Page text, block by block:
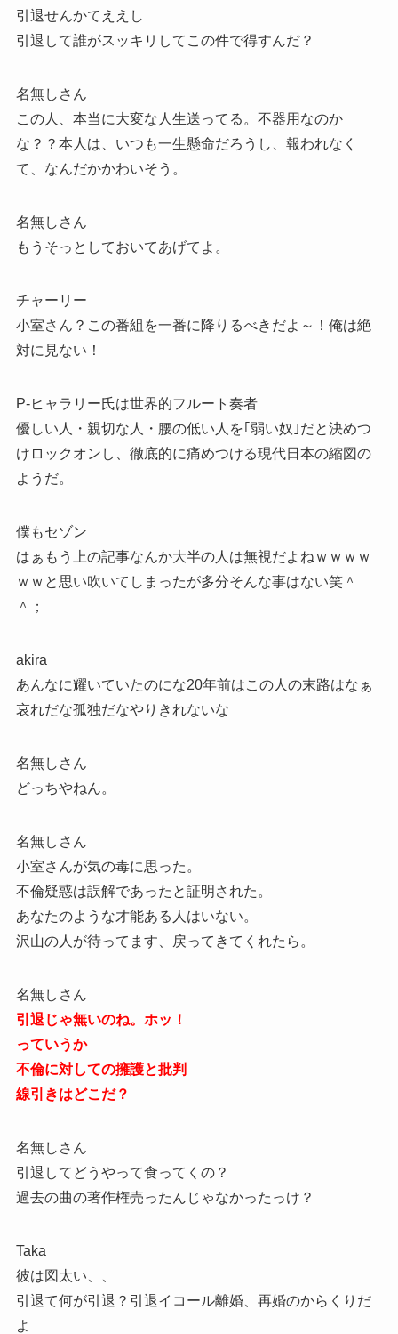
引退せんかてええし
引退して誰がスッキリしてこの件で得すんだ？
名無しさん
この人、本当に大変な人生送ってる。不器用なのか
な？？本人は、いつも一生懸命だろうし、報われなく
て、なんだかかわいそう。
名無しさん
もうそっとしておいてあげてよ。
チャーリー
小室さん？この番組を一番に降りるべきだよ～！俺は絶
対に見ない！
P-ヒャラリー氏は世界的フルート奏者
優しい人・親切な人・腰の低い人を｢弱い奴｣だと決めつ
けロックオンし、徹底的に痛めつける現代日本の縮図の
ようだ。
僕もセゾン
はぁもう上の記事なんか大半の人は無視だよねｗｗｗｗ
ｗｗと思い吹いてしまったが多分そんな事はない笑＾
＾；
akira
あんなに耀いていたのにな20年前はこの人の末路はなぁ
哀れだな孤独だなやりきれないな
名無しさん
どっちやねん。
名無しさん
小室さんが気の毒に思った。
不倫疑惑は誤解であったと証明された。
あなたのような才能ある人はいない。
沢山の人が待ってます、戻ってきてくれたら。
名無しさん
引退じゃ無いのね。ホッ！
っていうか
不倫に対しての擁護と批判
線引きはどこだ？
名無しさん
引退してどうやって食ってくの？
過去の曲の著作権売ったんじゃなかったっけ？
Taka
彼は図太い、、
引退て何が引退？引退イコール離婚、再婚のからくりだ
よ